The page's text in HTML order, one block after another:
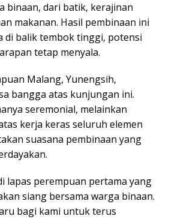
binaan, dari batik, kerajinan
makanan. Hasil pembinaan ini
di balik tembok tinggi, potensi
tetap menyala.
Malang, Yunengsih,
bangga atas kunjungan ini.
seremonial, melainkan
kerja keras seluruh elemen
suasana pembinaan yang
lapas perempuan pertama yang
siang bersama warga binaan.
bagi kami untuk terus